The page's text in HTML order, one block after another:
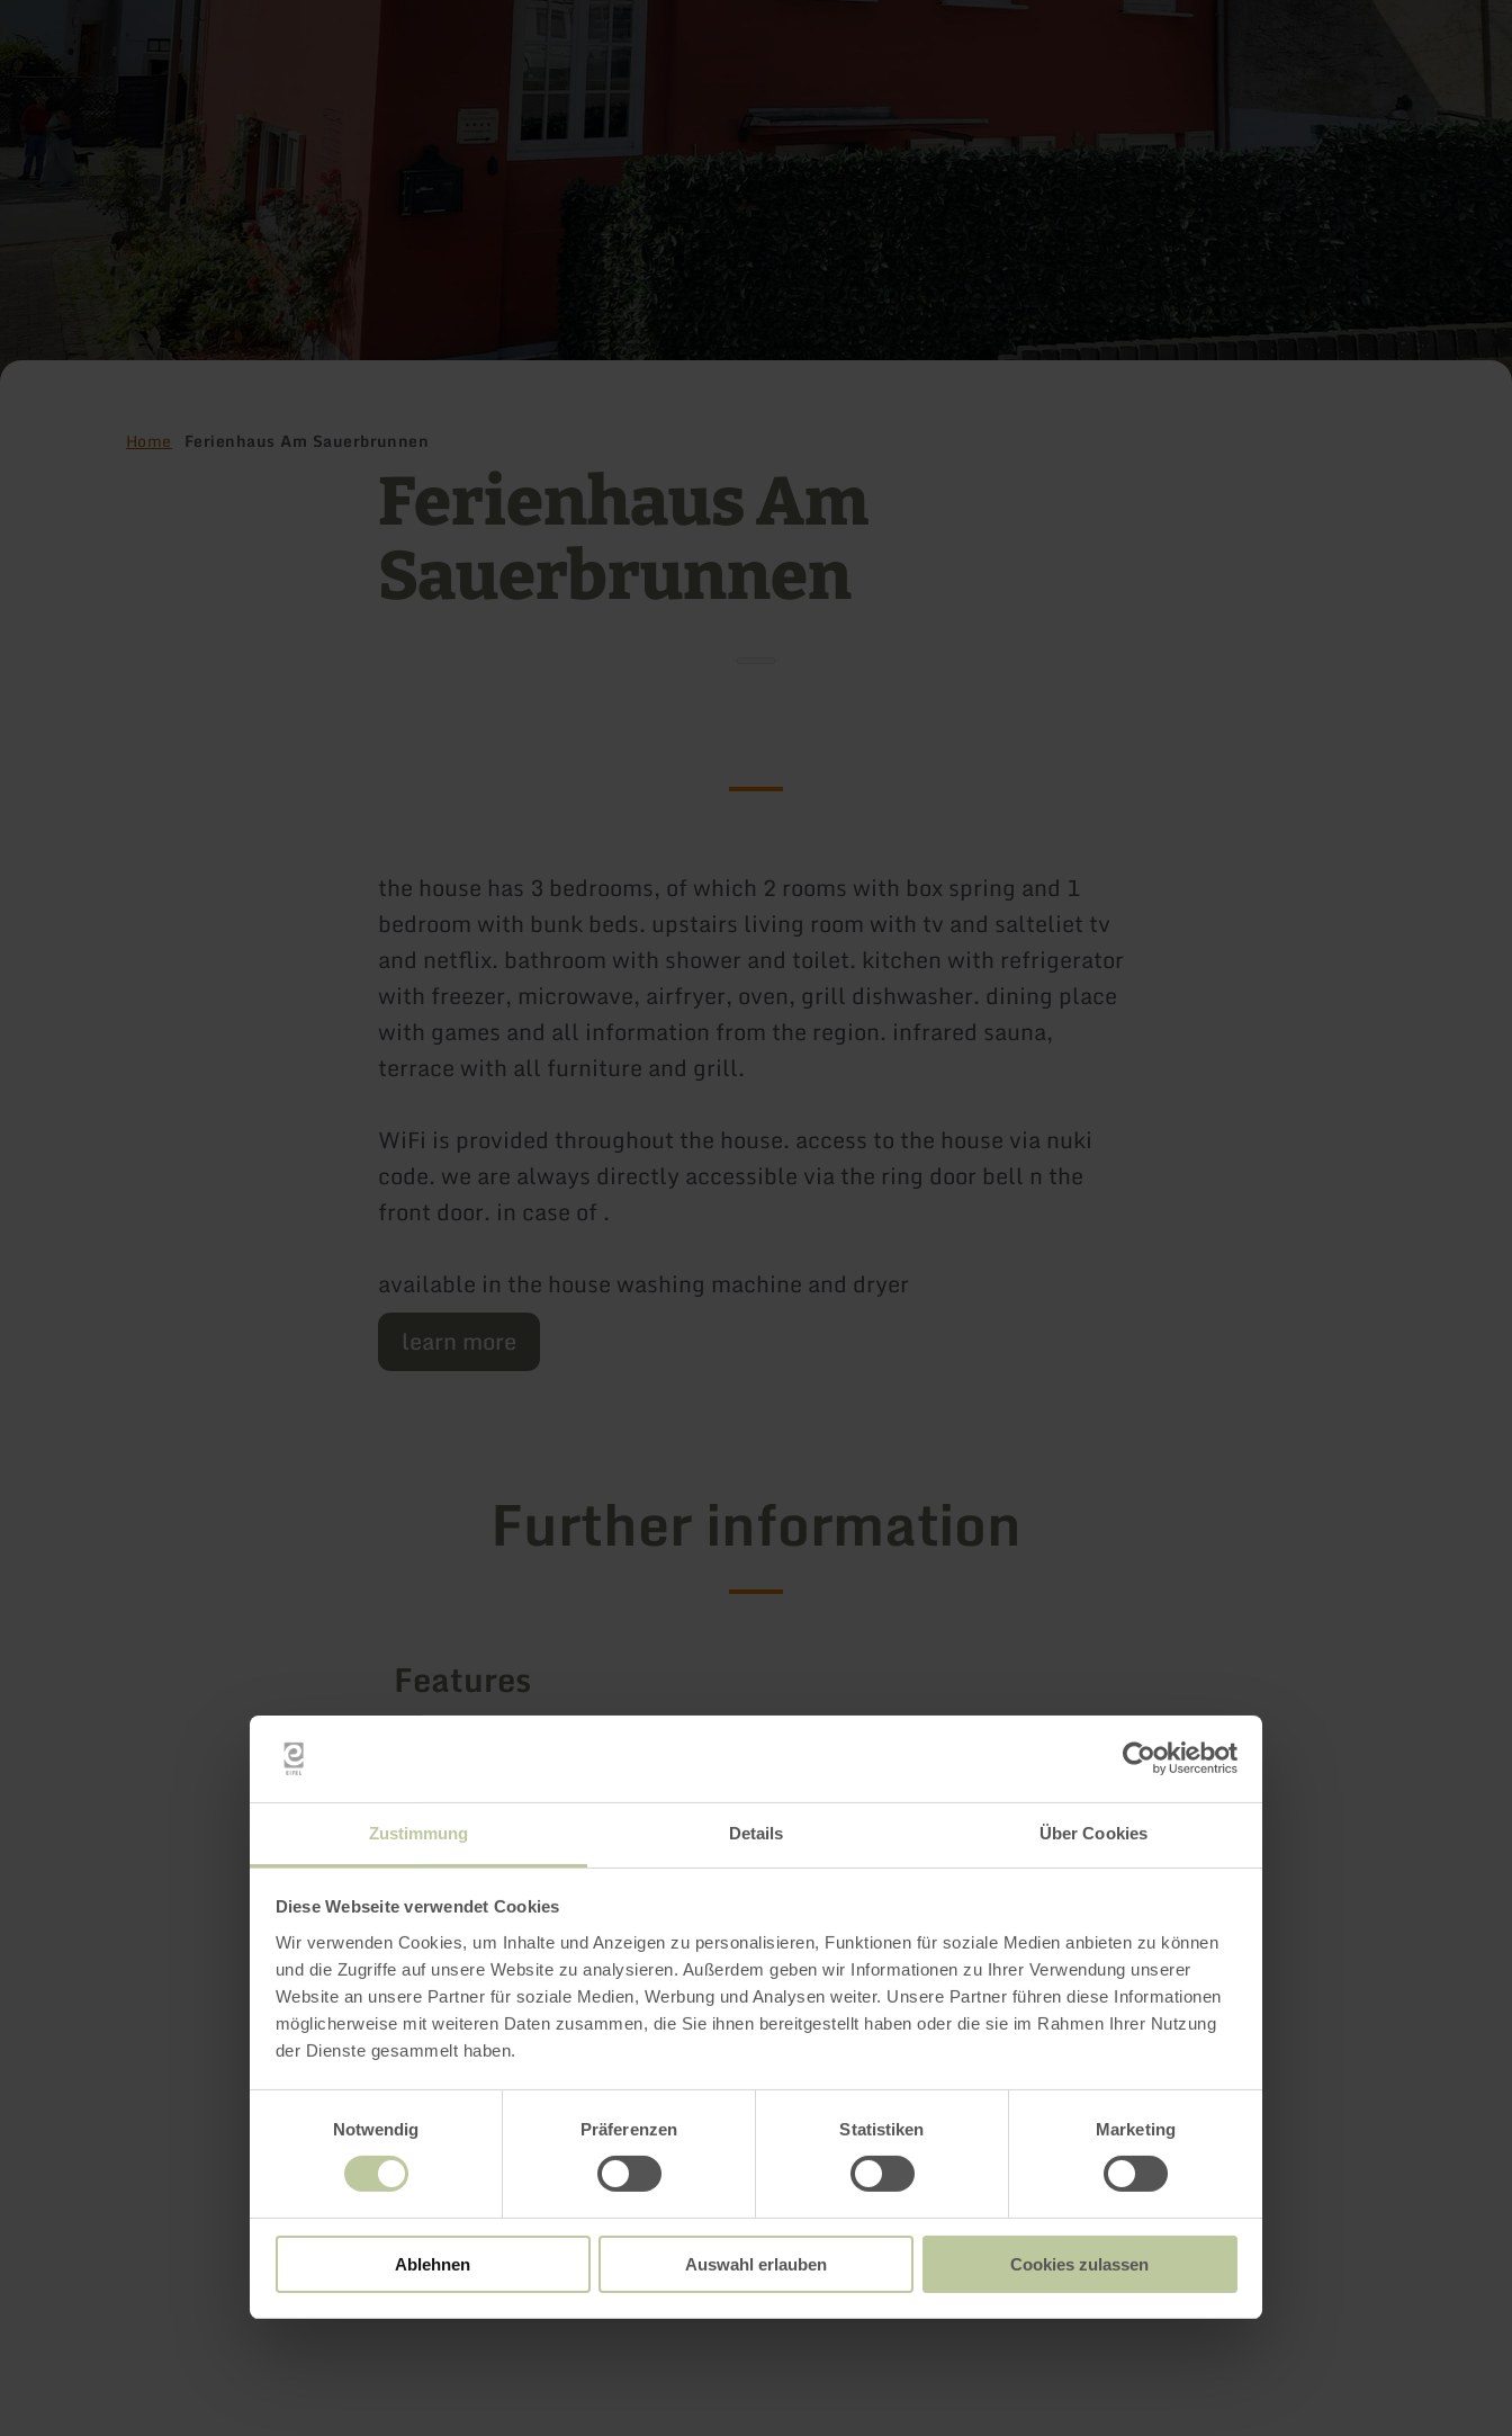
Zustimmung Details Über Cookies
Diese Webseite verwendet Cookies
Wir verwenden Cookies, um Inhalte und Anzeigen zu personalisieren, Funktionen für soziale Medien anbieten zu können
und die Zugriffe auf unsere Website zu analysieren. Außerdem geben wir Informationen zu Ihrer Verwendung unserer
Website an unsere Partner für soziale Medien, Werbung und Analysen weiter. Unsere Partner führen diese Informationen
möglicherweise mit weiteren Daten zusammen, die Sie ihnen bereitgestellt haben oder die sie im Rahmen Ihrer Nutzung
der Dienste gesammelt haben.
Notwendig
Präferenzen Statistiken Marketing
Ablehnen Auswahl erlauben Cookies zulassen
Home Ferienhaus Am Sauerbrunnen
Ferienhaus Am
Sauerbrunnen
the house has 3 bedrooms, of which 2 rooms with box spring and 1
bedroom with bunk beds. upstairs living room with tv and salteliet tv
and netflix. bathroom with shower and toilet. kitchen with refrigerator
with freezer, microwave, airfryer, oven, grill dishwasher. dining place
with games and all information from the region. infrared sauna,
terrace with all furniture and grill.
WiFi is provided throughout the house. access to the house via nuki
code. we are always directly accessible via the ring door bell n the
front door. in case of .
available in the house washing machine and dryer
learn more
Further information
Features